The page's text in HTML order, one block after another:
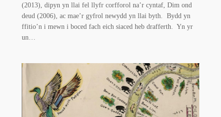
(2013), dipyn yn llai fel llyfr corfforol na’r cyntaf, Dim ond
deud (2006), ac mae’r gyfrol newydd yn llai byth. Bydd yn
ffitio’n i mewn i boced fach eich siaced heb drafferth. Yn yr
un…